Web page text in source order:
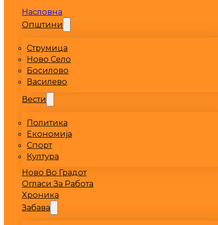
Насловна
Општини
Струмица
Ново Село
Босилово
Василево
Вести
Политика
Економија
Спорт
Култура
Ново Во Градот
Огласи За Работа
Хроника
Забава